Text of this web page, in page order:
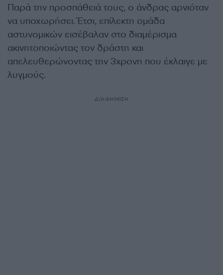
Παρά την προσπάθειά τους, ο άνδρας αρνιόταν
να υποχωρήσει. Έτσι, επίλεκτη ομάδα
αστυνομικών εισέβαλαν στο διαμέρισμα
ακινητοποιώντας τον δράστη και
απελευθερώνοντας την 3χρονη που έκλαιγε με
λυγμούς.
ΔΙΑΦΗΜΙΣΗ